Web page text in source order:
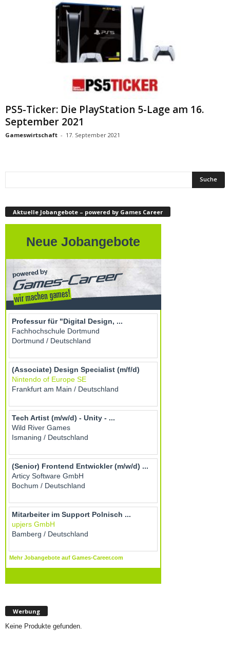
PS5-Ticker: Die PlayStation 5-Lage am 16.
September 2021
Gameswirtschaft - 17. September 2021
Aktuelle Jobangebote – powered by Games Career
Werbung
Keine Produkte gefunden.